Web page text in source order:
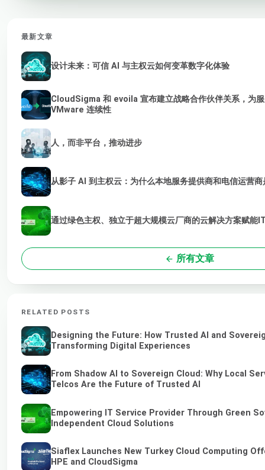
最新文章
设计未来：可信 AI 与主权云如何变革数字化体验
CloudSigma 和 evoila 宣布建立战略合作伙伴关系，为
VMware 连续性
人，而非平台，推动进步
从影子 AI 到主权云：为什么本地服务提供商和电信运营
通过绿色主权、独立于超大规模云厂商的云解决方案赋能
所有文章
RELATED POSTS
Designing the Future: How Trusted AI and
Transforming Digital Experiences
From Shadow AI to Sovereign Cloud: Why Local
Telcos Are the Future of Trusted AI
Empowering IT Service Provider Through Green
Independent Cloud Solutions
Siaflex Launches New Turkey Cloud Computing
HPE and CloudSigma